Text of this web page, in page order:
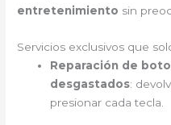
entretenimiento sin
Servicios exclusivos que
Reparación de
desgastados:
presionar cada tecla.